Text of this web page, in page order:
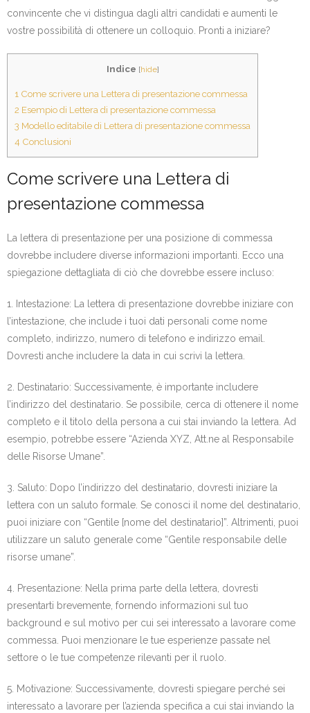
convincente che vi distingua dagli altri candidati e aumenti le
vostre possibilità di ottenere un colloquio. Pronti a iniziare?
Indice [hide]
1 Come scrivere una Lettera di presentazione commessa
2 Esempio di Lettera di presentazione commessa
3 Modello editabile di Lettera di presentazione commessa
4 Conclusioni
Come scrivere una Lettera di
presentazione commessa
La lettera di presentazione per una posizione di commessa
dovrebbe includere diverse informazioni importanti. Ecco una
spiegazione dettagliata di ciò che dovrebbe essere incluso:
1. Intestazione: La lettera di presentazione dovrebbe iniziare con
l’intestazione, che include i tuoi dati personali come nome
completo, indirizzo, numero di telefono e indirizzo email.
Dovresti anche includere la data in cui scrivi la lettera.
2. Destinatario: Successivamente, è importante includere
l’indirizzo del destinatario. Se possibile, cerca di ottenere il nome
completo e il titolo della persona a cui stai inviando la lettera. Ad
esempio, potrebbe essere “Azienda XYZ, Att.ne al Responsabile
delle Risorse Umane”.
3. Saluto: Dopo l’indirizzo del destinatario, dovresti iniziare la
lettera con un saluto formale. Se conosci il nome del destinatario,
puoi iniziare con “Gentile [nome del destinatario]”. Altrimenti, puoi
utilizzare un saluto generale come “Gentile responsabile delle
risorse umane”.
4. Presentazione: Nella prima parte della lettera, dovresti
presentarti brevemente, fornendo informazioni sul tuo
background e sul motivo per cui sei interessato a lavorare come
commessa. Puoi menzionare le tue esperienze passate nel
settore o le tue competenze rilevanti per il ruolo.
5. Motivazione: Successivamente, dovresti spiegare perché sei
interessato a lavorare per l’azienda specifica a cui stai inviando la